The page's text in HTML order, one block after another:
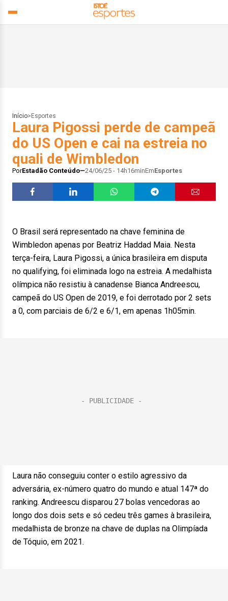
Início> Esportes
Laura Pigossi perde de campeã
do US Open e cai na estreia no
quali de Wimbledon
PorEstadão Conteúdo 24/06/25 - 14h16minEmEsportes
O Brasil será representado na chave feminina de
Wimbledon apenas por Beatriz Haddad Maia. Nesta
terça-feira, Laura Pigossi, a única brasileira em disputa
no qualifying, foi eliminada logo na estreia. A medalhista
olímpica não resistiu à canadense Bianca Andreescu,
campeã do US Open de 2019, e foi derrotado por 2 sets
a 0, com parciais de 6/2 e 6/1, em apenas 1h05min.
Laura não conseguiu conter o estilo agressivo da
adversária, ex-número quatro do mundo e atual 147ª do
ranking. Andreescu disparou 27 bolas vencedoras ao
longo dos dois sets e só cedeu três games à brasileira,
medalhista de bronze na chave de duplas na Olimpíada
de Tóquio, em 2021.